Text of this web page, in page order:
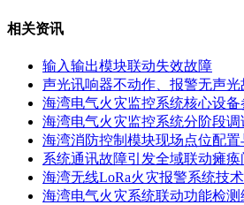
相关资讯
输入输出模块联动失效故障
声光讯响器不动作、报警无声光
海湾电气火灾监控系统核心设
海湾电气火灾监控系统分阶段
海湾消防控制模块现场点位配
系统通讯故障引发全域联动瘫
海湾无线LoRa火灾报警系统技
海湾电气火灾系统联动功能检